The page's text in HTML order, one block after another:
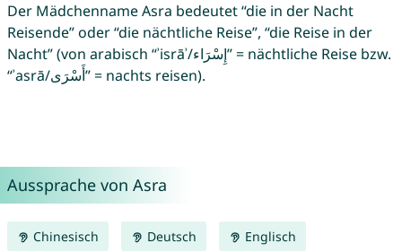
Der Mädchenname Asra bedeutet “die in der Nacht
Reisende” oder “die nächtliche Reise”, “die Reise in der
Nacht” (von arabisch “ʾisrāʾ/إِسْرَاء” = nächtliche Reise bzw.
“ʾasrā/أَسْرَى” = nachts reisen).
Aussprache von Asra
Chinesisch Deutsch Englisch